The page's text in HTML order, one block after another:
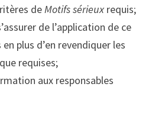
deMotifs sérieux requis;
de l’application de ce
plus d’en revendiquer les
requises;
aux responsables